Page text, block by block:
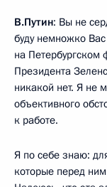
В.Путин: Вы не
буду немножко
на Петербургском
Президента
никакой нет. Я не
объективного
к работе.
Я по себе знаю:
которые перед